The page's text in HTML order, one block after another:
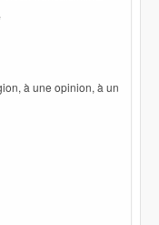
à une opinion, à un